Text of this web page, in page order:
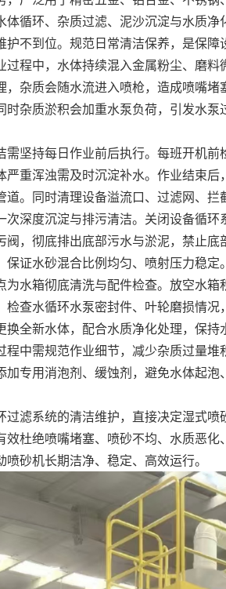
体循环、杂质过滤、泥沙沉淀与水质
护不到位。规范日常清洁保养，是保障
过程中，水体持续混入金属粉尘、磨
，杂质会随水流进入喷枪，造成喷嘴
时杂质淤积会加重水泵负荷，引发水
需坚持每日作业前后执行。每班开机
严重浑浊需及时沉淀补水。作业结束
道。同时清理设备溢流口、过滤网、拦
次深度沉淀与排污清洁。关闭设备循
阀，彻底排出底部污水与淤泥，禁止
保证水砂混合比例均匀、喷射压力稳定。
为水箱彻底清洗与配件检查。放空水
检查水循环水泵密封件、叶轮磨损情
换全新水体，配合水质净化处理，保持
程中需规范作业细节，减少杂质过量
加专用消泡剂、缓蚀剂，避免水体起
过滤系统的清洁维护，直接决定湿式
效杜绝喷嘴堵塞、喷砂不均、水质恶
喷砂机长期洁净、稳定、高效运行。